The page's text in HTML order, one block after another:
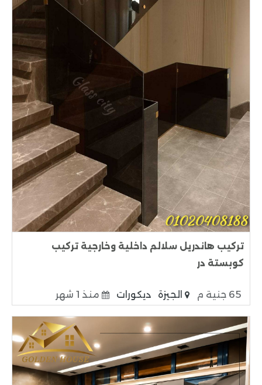
تركيب هاندريل سلالم داخلية وخارجية تركيب
كوبستة در
65 جنية م الجيزة ديكورات منذ 1 شهر